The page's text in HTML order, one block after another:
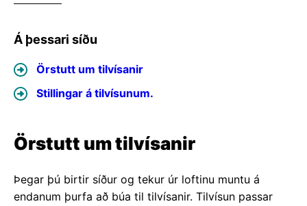
Á þessari síðu
Örstutt um tilvísanir
Stillingar á tilvísunum.
Örstutt um tilvísanir
Þegar þú birtir síður og tekur úr loftinu muntu á
endanum þurfa að búa til tilvísanir. Tilvísun passar